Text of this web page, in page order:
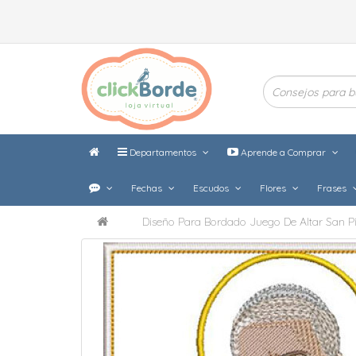
Departamentos Aprende a Comprar
Fechas Escudos Flores Frases
Diseño Para Bordado Juego De Altar San